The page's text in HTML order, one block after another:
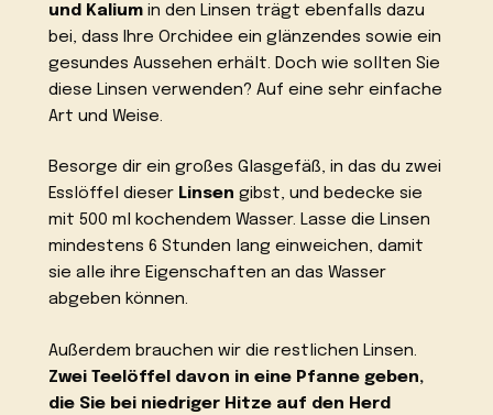
und Kalium in den Linsen trägt ebenfalls dazu
bei, dass Ihre Orchidee ein glänzendes sowie ein
gesundes Aussehen erhält. Doch wie sollten Sie
diese Linsen verwenden? Auf eine sehr einfache
Art und Weise.
Besorge dir ein großes Glasgefäß, in das du zwei
Esslöffel dieser Linsen gibst, und bedecke sie
mit 500 ml kochendem Wasser. Lasse die Linsen
mindestens 6 Stunden lang einweichen, damit
sie alle ihre Eigenschaften an das Wasser
abgeben können.
Außerdem brauchen wir die restlichen Linsen.
Zwei Teelöffel davon in eine Pfanne geben,
die Sie bei niedriger Hitze auf den Herd